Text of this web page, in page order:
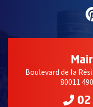
Boulevard de la
80011